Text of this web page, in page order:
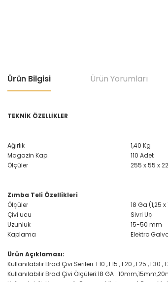
Ürün Bilgisi Ürün Yorumları
TEKNİK ÖZELLİKLER
Ağırlık
1,40 Kg
Magazin Kap.
110 Adet
Ölçüler
255 x 55 x
Zımba Teli Özellikleri
Ölçüler
18 Ga (1,25
Çivi ucu
Sivri Uç
Uzunluk
15-50 mm
Kaplama
Elektro
Ürün Açıklaması:
Kullanılabilir Brad Çivi Serileri: F10 , F15 , F20 , F25 , F30 ,
Kullanılabilir Brad Çivi Ölçüleri:18 GA :